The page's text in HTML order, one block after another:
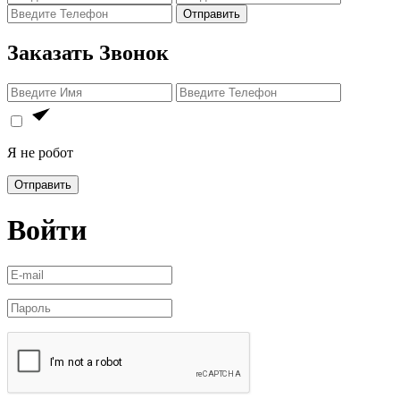
Отправить
Заказать Звонок
Я не робот
Отправить
Войти